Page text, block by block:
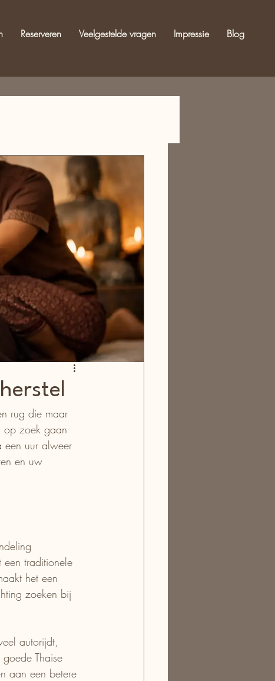
Reserveren Veelgestelde vragen Impressie Blog
rug die maar
op zoek gaan
een uur alweer
en uw
een traditionele
het een
zoeken bij
autorijdt,
Thaise
aan een betere